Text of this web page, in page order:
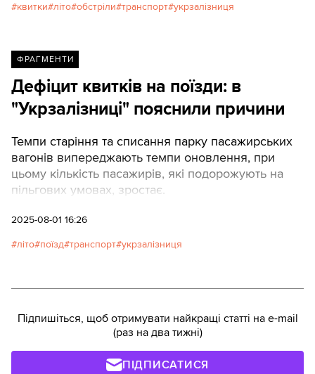
квитки літо обстріли транспорт укрзалізниця
ФРАГМЕНТИ
Дефіцит квитків на поїзди: в
"Укрзалізниці" пояснили причини
Темпи старіння та списання парку пасажирських
вагонів випереджають темпи оновлення, при
цьому кількість пасажирів, які подорожують на
пільгових умовах, зростає.
2025-08-01 16:26
літо поїзд транспорт укрзалізниця
Підпишіться, щоб отримувати найкращі статті на e-mail
(раз на два тижні)
ПІДПИСАТИСЯ